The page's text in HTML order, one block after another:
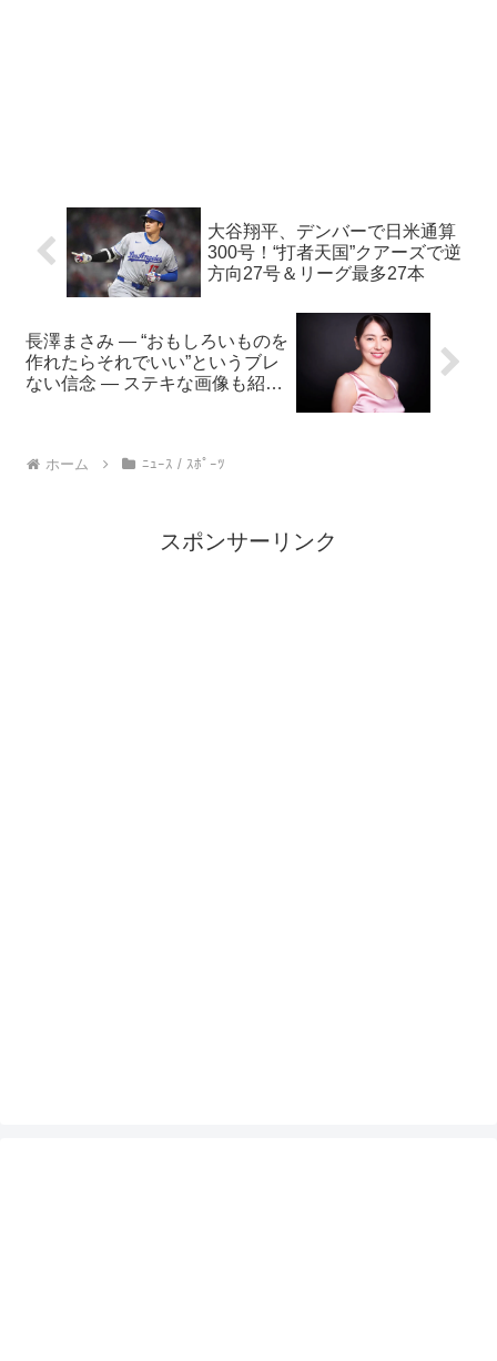
大谷翔平、デンバーで日米通算
300号！“打者天国”クアーズで逆
方向27号＆リーグ最多27本
長澤まさみ — “おもしろいものを
作れたらそれでいい”というブレ
ない信念 — ステキな画像も紹
ホーム ﾆｭｰｽ / ｽﾎﾟｰﾂ
スポンサーリンク